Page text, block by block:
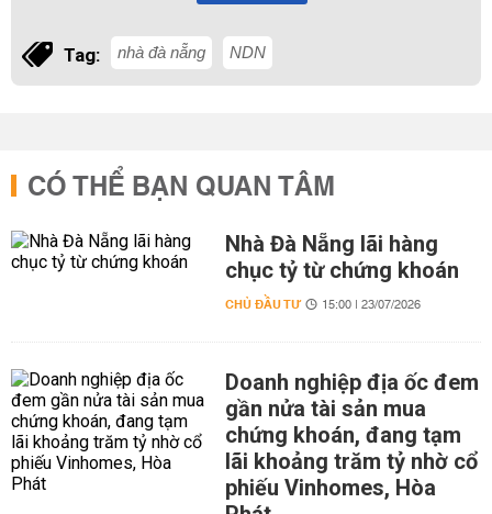
Tag: nhà đà nẵng NDN
CÓ THỂ BẠN QUAN TÂM
Nhà Đà Nẵng lãi hàng
chục tỷ từ chứng khoán
CHỦ ĐẦU TƯ 15:00 | 23/07/2026
Doanh nghiệp địa ốc đem
gần nửa tài sản mua
chứng khoán, đang tạm
lãi khoảng trăm tỷ nhờ cổ
phiếu Vinhomes, Hòa